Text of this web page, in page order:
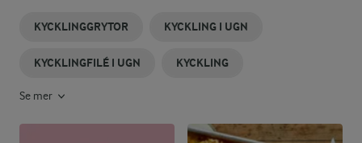
KYCKLINGGRYTOR KYCKLING I UGN
KYCKLINGFILÉ I UGN KYCKLING
Se mer